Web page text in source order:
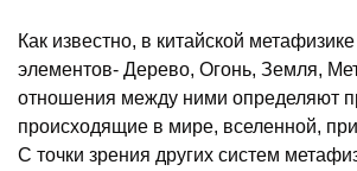
Как известно, в китайской
элементов- Дерево, Огонь, Земля,
отношения между ними определяют
происходящие в мире, вселенной,
С точки зрения других систем